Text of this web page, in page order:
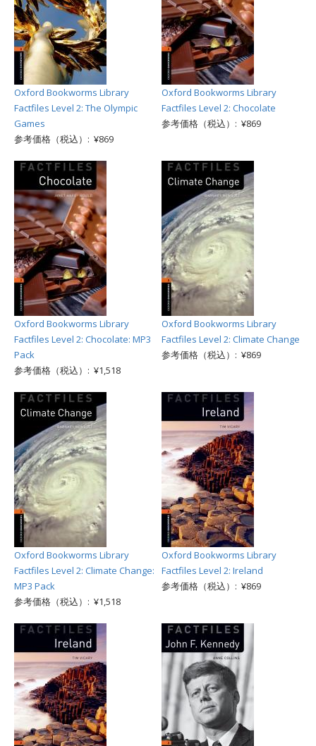
Oxford Bookworms Library
Factfiles Level 2: The Olympic
Games
参考価格（税込）: ¥869
Oxford Bookworms Library
Factfiles Level 2: Chocolate
参考価格（税込）: ¥869
Oxford Bookworms Library
Factfiles Level 2: Chocolate: MP3
Pack
参考価格（税込）: ¥1,518
Oxford Bookworms Library
Factfiles Level 2: Climate Change
参考価格（税込）: ¥869
Oxford Bookworms Library
Factfiles Level 2: Climate Change:
MP3 Pack
参考価格（税込）: ¥1,518
Oxford Bookworms Library
Factfiles Level 2: Ireland
参考価格（税込）: ¥869